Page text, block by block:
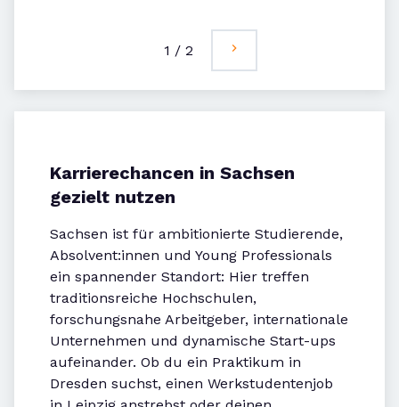
1 / 2
Karrierechancen in Sachsen
gezielt nutzen
Sachsen ist für ambitionierte Studierende,
Absolvent:innen und Young Professionals
ein spannender Standort: Hier treffen
traditionsreiche Hochschulen,
forschungsnahe Arbeitgeber, internationale
Unternehmen und dynamische Start-ups
aufeinander. Ob du ein Praktikum in
Dresden suchst, einen Werkstudentenjob